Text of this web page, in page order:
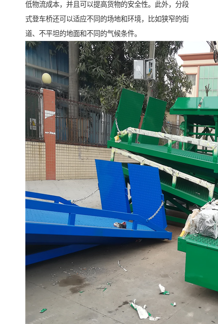
低物流成本，并且可以提高货物的安全性。此外，分段
式登车桥还可以适应不同的场地和环境，比如狭窄的街
道、不平坦的地面和不同的气候条件。